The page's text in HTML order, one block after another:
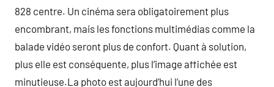
828 centre. Un cinéma sera obligatoirement plus
encombrant, mais les fonctions multimédias comme la
balade vidéo seront plus de confort. Quant à solution,
plus elle est conséquente, plus l’image affichée est
minutieuse.La photo est aujourd’hui l’une des